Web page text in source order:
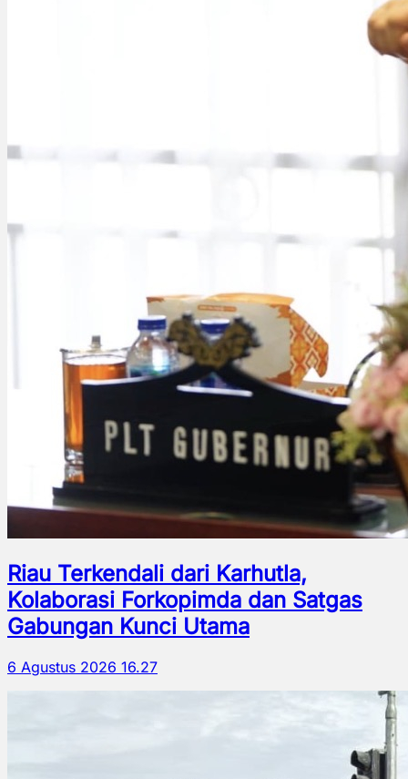
Riau Terkendali dari Karhutla,
Kolaborasi Forkopimda dan Satgas
Gabungan Kunci Utama
6 Agustus 2026 16.27